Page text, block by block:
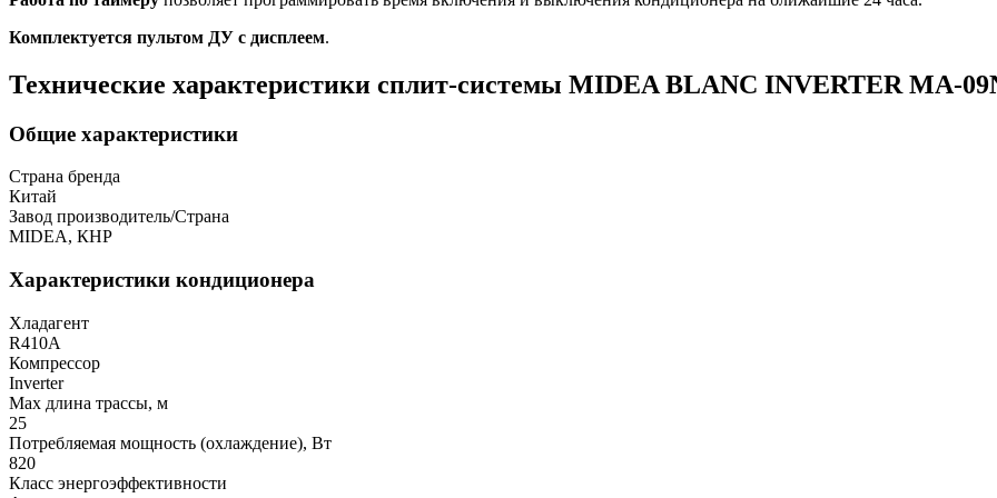
Комплектуется пультом ДУ с дисплеем.
Технические характеристики сплит-системы MIDEA BLANC INVERTER MA-
Общие характеристики
Страна бренда
Китай
Завод производитель/Страна
MIDEA, КНР
Характеристики кондиционера
Хладагент
R410A
Компрессор
Inverter
Мах длина трассы, м
25
Потребляемая мощность (охлаждение), Вт
820
Класс энергоэффективности